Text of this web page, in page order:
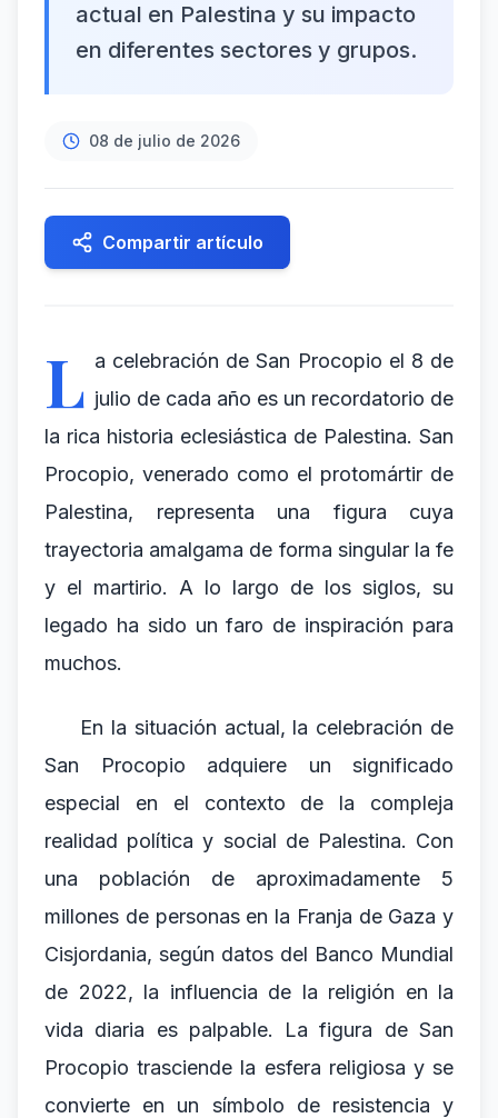
actual en Palestina y su impacto
en diferentes sectores y grupos.
08 de julio de 2026
Compartir artículo
L a celebración de San Procopio el 8 de
julio de cada año es un recordatorio de
la rica historia eclesiástica de Palestina. San
Procopio, venerado como el protomártir de
Palestina, representa una figura cuya
trayectoria amalgama de forma singular la fe
y el martirio. A lo largo de los siglos, su
legado ha sido un faro de inspiración para
muchos.
En la situación actual, la celebración de
San Procopio adquiere un significado
especial en el contexto de la compleja
realidad política y social de Palestina. Con
una población de aproximadamente 5
millones de personas en la Franja de Gaza y
Cisjordania, según datos del Banco Mundial
de 2022, la influencia de la religión en la
vida diaria es palpable. La figura de San
Procopio trasciende la esfera religiosa y se
convierte en un símbolo de resistencia y